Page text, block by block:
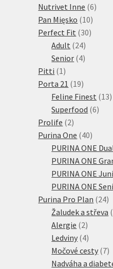
produkty
Nutrivet Inne 66
Pan Mięsko 1010
Perfect Fit 3030
Adult 2424
produktů
Senior 44
Pitti 1 1
produkt
Porta 21 1919
produktů
Feline Finest 1313
Superfood 66
Prolife 22
produkty
Purina One 4040
PURINA ONE
PURINA ONE
PURINA ONE
PURINA ONE
Purina Pro Plan 2424
Žaludek a střeva
Alergie 22
produkty
Ledviny 44
produkty
Močové cesty 77
Nadváha a